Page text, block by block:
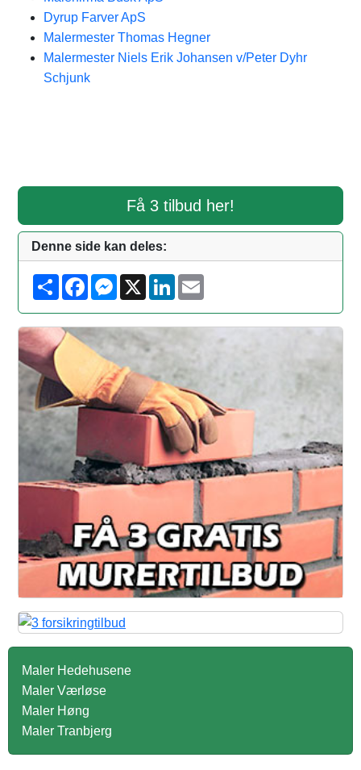
Dyrup Farver ApS
Malermester Thomas Hegner
Malermester Niels Erik Johansen v/Peter Dyhr
Schjunk
Få 3 tilbud her!
Denne side kan deles:
S
h
e
F
b
o
o
M
e
e
r
X
L
d
n
Maler Hedehusene
Maler Værløse
Maler Høng
Maler Tranbjerg